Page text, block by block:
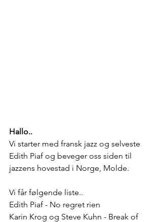
Hallo..
Vi starter med fransk jazz og selveste
Edith Piaf og beveger oss siden til
jazzens hovestad i Norge, Molde.
Vi får følgende liste..
Edith Piaf - No regret rien
Karin Krog og Steve Kuhn - Break of